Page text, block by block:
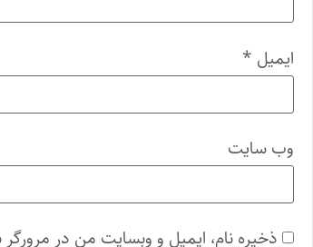
ایمیل *
وب‌ سایت
ذخیره نام، ایمیل و وبسایت من در